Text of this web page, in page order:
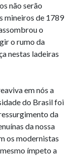
não serão
mineiros de 1789
o
o rumo da
nestas ladeiras
em nós a
do Brasil foi
da
da nossa
os modernistas
ímpeto a